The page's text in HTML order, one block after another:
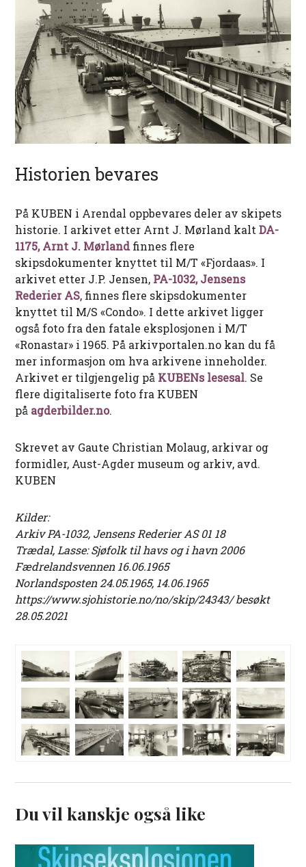
Historien bevares
På KUBEN i Arendal oppbevares deler av skipets
historie. I arkivet etter Arnt J. Mørland kaltDA-
1175, Arnt J. Mørland finnes flere
skipsdokumenter knyttet til M/T «Fjordaas». I
arkivet etter J.P. Jensen, PA-1032, Jensens
Rederier AS, finnes flere skipsdokumenter
knyttet til M/S «Condo». I dette arkivet ligger
også foto fra den fatale eksplosjonen i M/T
«Ronastar» i 1965. På arkivportalen.no kan du få
mer informasjon om hva arkivene inneholder.
Arkivet er tilgjengelig på KUBENs lesesal. Se
flere digitaliserte foto fra KUBEN
på agderbilder.no.
Skrevet av Gaute Christian Molaug, arkivar og
formidler, Aust-Agder museum og arkiv, avd.
KUBEN
Kilder:
Arkiv PA-1032, Jensens Rederier AS 01 18
Trædal, Lasse: Sjøfolk til havs og i havn 2006
Fædrelandsvennen 16.06.1965
Norlandsposten 24.05.1965, 14.06.1965
https://www.sjohistorie.no/no/skip/24343/ besøkt
28.05.2021
Du vil kanskje også like